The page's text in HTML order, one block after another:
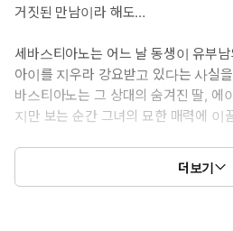
거짓된 만남이라 해도…
세바스티아노는 어느 날 동생이 유부
아이를 지우라 강요받고 있다는 사실
바스티아노는 그 상대의 숨겨진 딸, 에
지만 보는 순간 그녀의 묘한 매력에 이
더보기